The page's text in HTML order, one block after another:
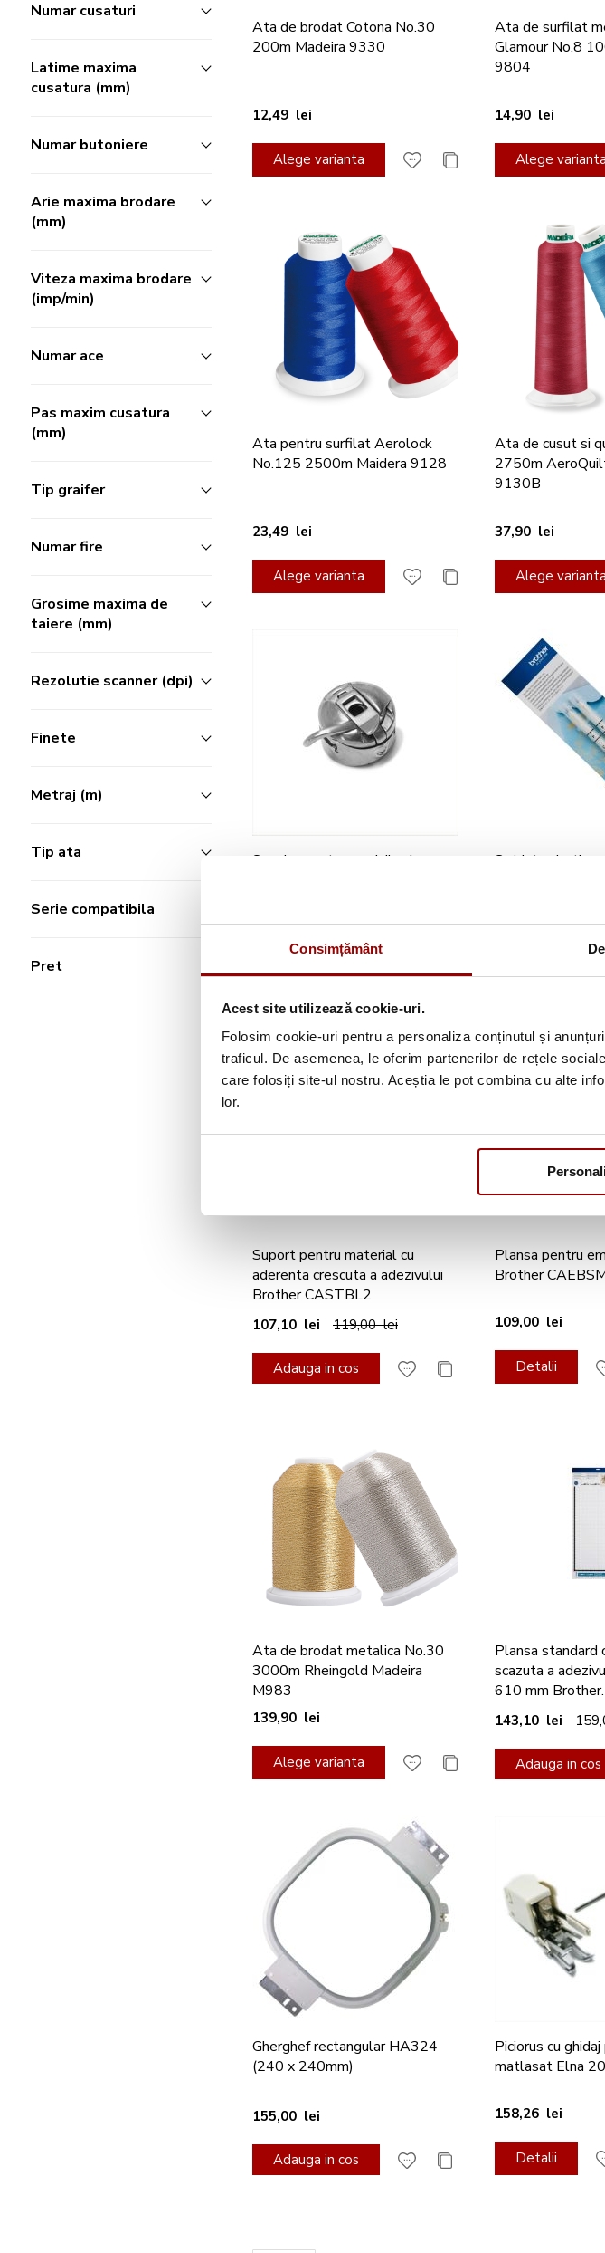
Consimțământ
Acest site utilizează cookie-uri.
Folosim cookie-uri pentru a personaliza conținutul și
traficul. De asemenea, le oferim partenerilor de rețele
care folosiți site-ul nostru. Aceștia le pot combina cu alte
lor.
Ata de brodat Cotona No.30
200m Madeira 9330
12,49 lei
Alege varianta
Ata de surfilat
Glamour No.8
9804
14,90 lei
Alege varianta
Ata pentru surfilat Aerolock
No.125 2500m Maidera 9128
23,49 lei
Alege varianta
Ata de cusut si
2750m
9130B
37,90 lei
Alege varianta
Suveica pentru masinile de
49,90 lei
Adauga in cos
Set introductiv cu
79,00 lei
-10%
Suport pentru material cu
aderenta crescuta a adezivului
Brother CASTBL2
107,10 lei 119,00 lei
Adauga in cos
Plansa pentru
Brother
109,00 lei
Detalii
Ata de brodat metalica No.30
3000m Rheingold Madeira
M983
139,90 lei
Alege varianta
Plansa standard
scazuta a
610 mm Brother
CAMATLOW24
143,10 lei
Adauga in cos
Gherghef rectangular HA324
(240 x 240mm)
155,00 lei
Adauga in cos
Piciorus cu
matlasat Elna
158,26 lei
Detalii
Numar cusaturi
Latime maxima
cusatura (mm)
Numar butoniere
Arie maxima brodare
(mm)
Viteza maxima brodare
(imp/min)
Numar ace
Pas maxim cusatura
(mm)
Tip graifer
Numar fire
Grosime maxima de
taiere (mm)
Rezolutie scanner (dpi)
Finete
Metraj (m)
Tip ata
Serie compatibila
Pret